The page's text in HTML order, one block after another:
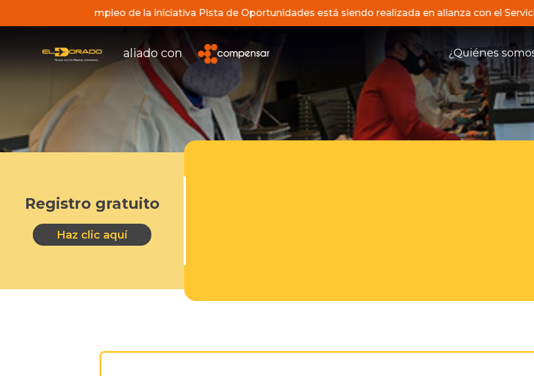
servicios de empleo de la iniciativa Pista de Oportunidades está siendo realizada en alianza con el
aliado con ¿Quiénes
Registro gratuito
Haz clic aquí